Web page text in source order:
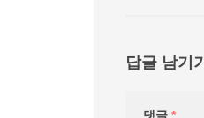
답글 남기기
댓글 *